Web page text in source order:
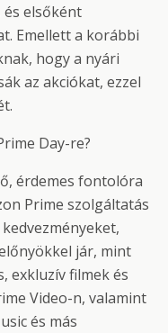
és elsőként
Emellett a korábbi
hogy a nyári
az akciókat, ezzel
Day-re?
érdemes fontolóra
Prime szolgáltatás
jár, mint
exkluzív filmek és
Video-n, valamint
és más